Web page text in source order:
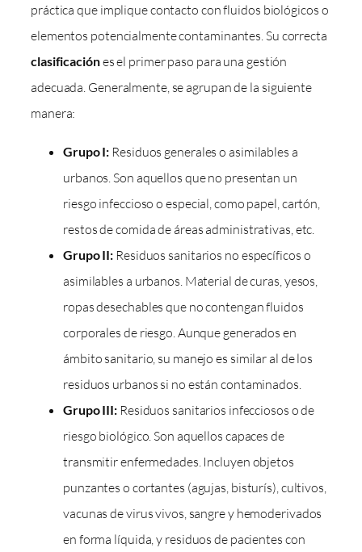
práctica que implique contacto con fluidos biológicos o
elementos potencialmente contaminantes. Su correcta
clasificaciónes el primer paso para una gestión
adecuada. Generalmente, se agrupan de la siguiente
manera:
Grupo I: Residuos generales o asimilables a
urbanos. Son aquellos que no presentan un
riesgo infeccioso o especial, como papel, cartón,
restos de comida de áreas administrativas, etc.
Grupo II: Residuos sanitarios no específicos o
asimilables a urbanos. Material de curas, yesos,
ropas desechables que no contengan fluidos
corporales de riesgo. Aunque generados en
ámbito sanitario, su manejo es similar al de los
residuos urbanos si no están contaminados.
Grupo III: Residuos sanitarios infecciosos o de
riesgo biológico. Son aquellos capaces de
transmitir enfermedades. Incluyen objetos
punzantes o cortantes (agujas, bisturís), cultivos,
vacunas de virus vivos, sangre y hemoderivados
en forma líquida, y residuos de pacientes con